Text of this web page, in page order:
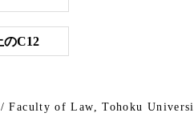
のC12
/ Faculty of Law,Tohoku